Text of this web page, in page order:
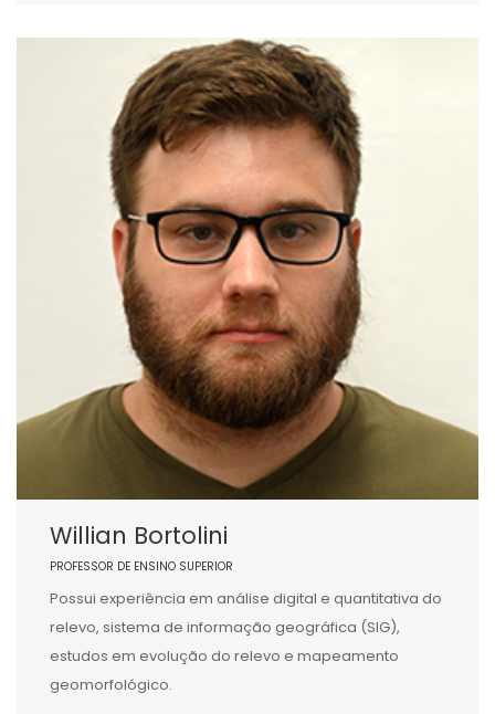
Willian Bortolini
PROFESSOR DE ENSINO SUPERIOR
Possui experiência em análise digital e quantitativa do
relevo, sistema de informação geográfica (SIG),
estudos em evolução do relevo e mapeamento
geomorfológico.